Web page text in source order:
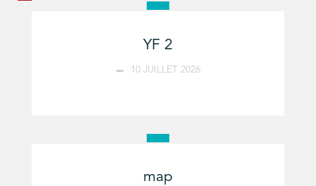
YF 2
10 JUILLET 2026
map